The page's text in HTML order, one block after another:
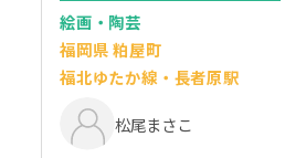
絵画・陶芸
福岡県 粕屋町
福北ゆたか線・長者原駅
松尾まさこ